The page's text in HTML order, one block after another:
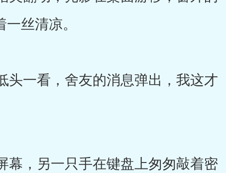
丝清凉。
一看，舍友的消息弹出，我这才
，另一只手在键盘上匆匆敲着密